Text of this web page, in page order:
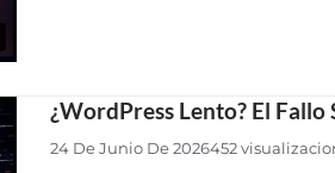
¿WordPress Lento? El
24 De Junio De 2026452